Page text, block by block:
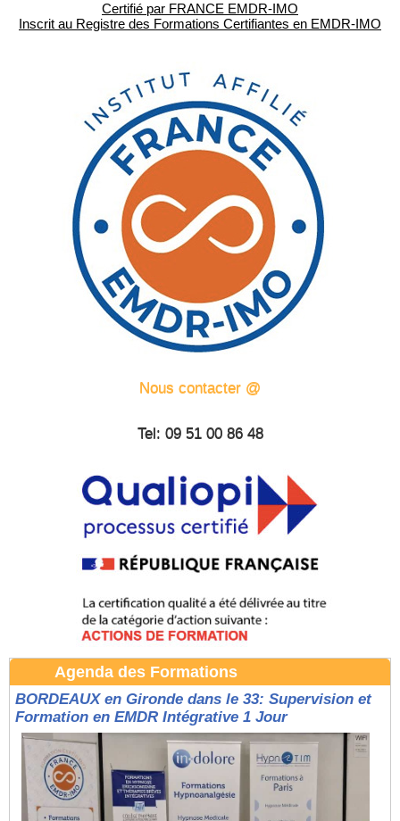
Certifié par FRANCE EMDR-IMO
Inscrit au Registre des Formations Certifiantes en EMDR-IMO
Nous contacter @
Tel: 09 51 00 86 48
Agenda des Formations
BORDEAUX en Gironde dans le 33: Supervision et
Formation en EMDR Intégrative 1 Jour